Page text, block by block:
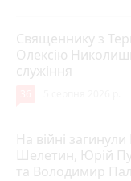
Священнику з
Олексію
служіння
На війні загинули
Шелетин, Юрій
та Володимир